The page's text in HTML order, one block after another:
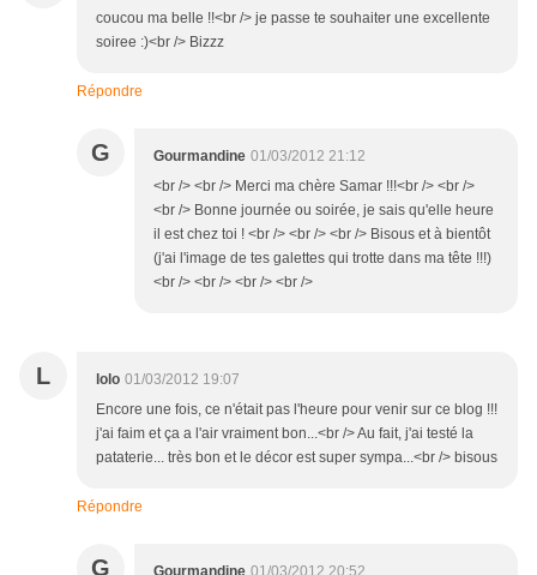
coucou ma belle !!<br /> je passe te souhaiter une excellente
soiree :)<br /> Bizzz
Répondre
G Gourmandine 01/03/2012 21:12
<br /> <br /> Merci ma chère Samar !!!<br /> <br />
<br /> Bonne journée ou soirée, je sais qu'elle heure
il est chez toi ! <br /> <br /> <br /> Bisous et à bientôt
(j'ai l'image de tes galettes qui trotte dans ma tête !!!)
<br /> <br /> <br /> <br />
L lolo 01/03/2012 19:07
Encore une fois, ce n'était pas l'heure pour venir sur ce blog !!!
j'ai faim et ça a l'air vraiment bon...<br /> Au fait, j'ai testé la
pataterie... très bon et le décor est super sympa...<br /> bisous
Répondre
G Gourmandine 01/03/2012 20:52